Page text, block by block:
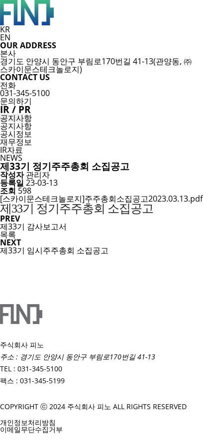
KR
EN
OUR ADDRESS
본사
경기도 안양시 동안구 부림로170번길 41-13(관양동, ㈜
스카이문스테크놀로지)
CONTACT US
전화
031-345-5100
문의하기
IR / PR
공지사항
공지사항
공시정보
재무정보
IR자료
NEWS
제33기 정기주주총회 소집공고
작성자 관리자
등록일 23-03-13
조회 598
[스카이문스테크놀로지]주주총회소집공고2023.03.13.pdf
제33기 정기주주총회 소집공고
PREV
제33기 감사보고서
목록
NEXT
제33기 임시주주총회 소집공고
주식회사 피노
주소 : 경기도 안양시 동안구 부림로170번길 41-13
TEL : 031-345-5100
팩스 : 031-345-5199
COPYRIGHT ⓒ 2024 주식회사 피노 ALL RIGHTS RESERVED
개인정보처리방침
이메일무단수집거부